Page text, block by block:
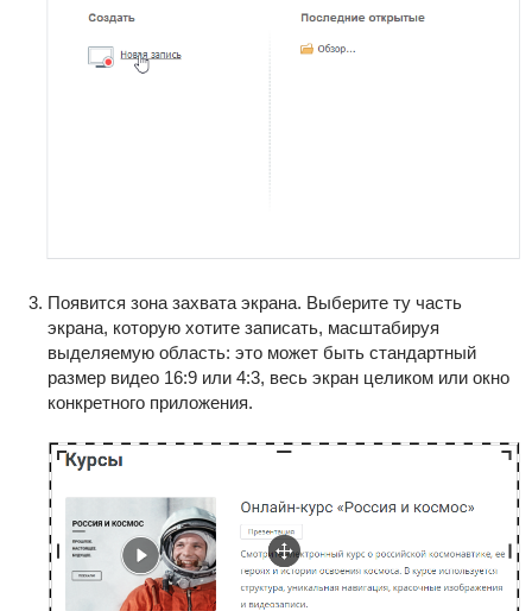
Появится зона захвата экрана. Выберите ту часть
экрана, которую хотите записать, масштабируя
выделяемую область: это может быть стандартный
размер видео 16:9 или 4:3, весь экран целиком или окно
конкретного приложения.